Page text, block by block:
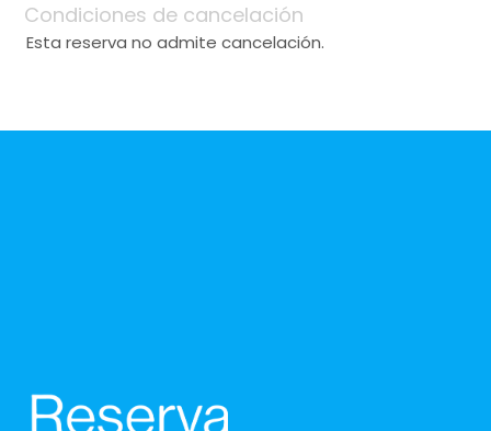
Condiciones de cancelación
Esta reserva no admite cancelación.